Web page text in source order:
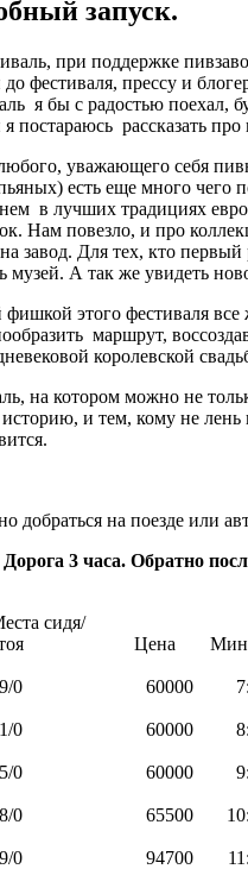
запуск.
при поддержке
фестиваля, прессу и
я бы с радостью поехал,
постараюсь рассказать
уважающего себя
есть еще много
в лучших традициях
Нам повезло, и про
завод. Для тех, кто первый
А так же увидеть
фишкой этого фестиваля
маршрут,
королевской
на котором можно не
и тем, кому не лень
на поезде или
3 часа. Обратно
сидя/
Цена
0 60000
0 60000
0 60000
0 65500
0 94700